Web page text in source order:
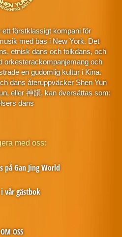
ett förstklassigt kompani för
med bas i New York. Det
etnisk dans och folkdans, och
orkesterackompanjemang och
en gudomlig kultur i Kina.
dans återuppväcker Shen Yun
eller 神韻, kan översättas som:
dans
OM OSS
med oss:
på Gan Jing World
vår gästbok